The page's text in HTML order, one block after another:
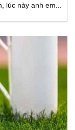
lúc này anh em...